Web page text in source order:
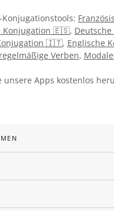
Konjugation 🇪🇸,
🇮🇹, Englische
Verben,
unsere Apps kostenlos